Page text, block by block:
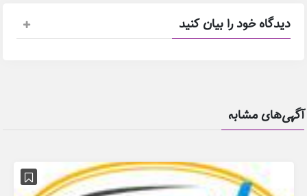
دیدگاه خود را بیان کنید
آگهی‌های مشابه